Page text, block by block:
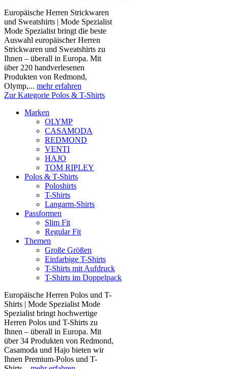
Europäische Herren Strickwaren
und Sweatshirts | Mode Spezialist
Mode Spezialist bringt die beste
Auswahl europäischer Herren
Strickwaren und Sweatshirts zu
Ihnen – überall in Europa. Mit
über 220 handverlesenen
Produkten von Redmond,
Olymp,... mehr erfahren
Zur Kategorie Polos & T-Shirts
Marken
OLYMP
CASAMODA
REDMOND
VENTI
HAJO
TOM RIPLEY
Polos & T-Shirts
Poloshirts
T-Shirts
Langarm-Shirts
Passformen
Slim Fit
Regular Fit
Themen
Große Größen
Einfarbige T-Shirts
T-Shirts mit Aufdruck
T-Shirts im Doppelpack
Europäische Herren Polos und T-
Shirts | Mode Spezialist Mode
Spezialist bringt hochwertige
Herren Polos und T-Shirts zu
Ihnen – überall in Europa. Mit
über 34 Produkten von Redmond,
Casamoda und Hajo bieten wir
Ihnen Premium-Polos und T-